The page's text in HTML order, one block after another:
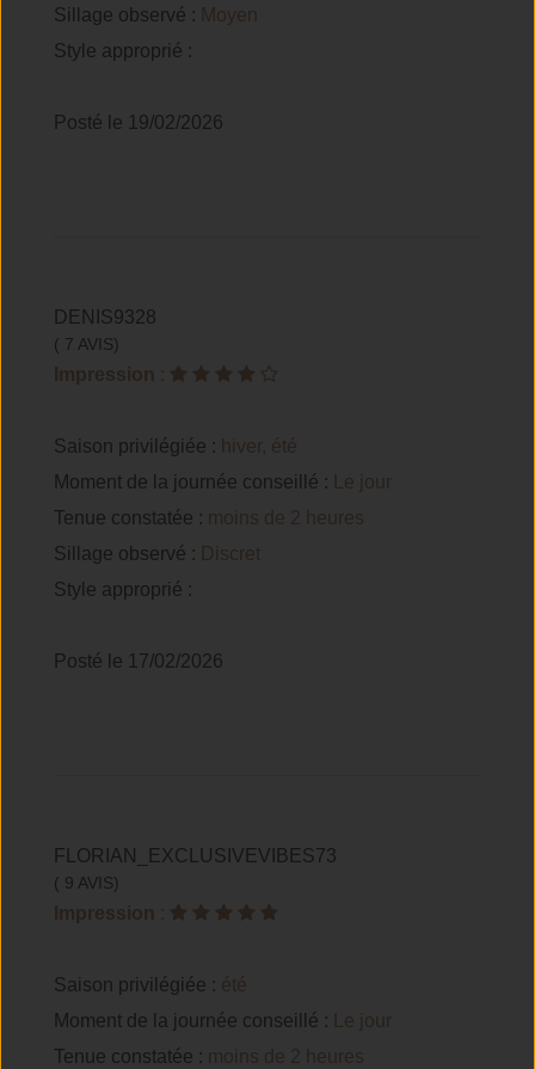
Sillage observé : Moyen
Style approprié :
Posté le 19/02/2026
DENIS9328
( 7 AVIS)
Impression :
Saison privilégiée : hiver, été
Moment de la journée conseillé :
Le jour
Tenue constatée :
moins de 2 heures
Sillage observé : Discret
Style approprié :
Posté le 17/02/2026
FLORIAN_EXCLUSIVEVIBES73
( 9 AVIS)
Impression :
Saison privilégiée : été
Moment de la journée conseillé :
Le jour
Tenue constatée :
moins de 2 heures